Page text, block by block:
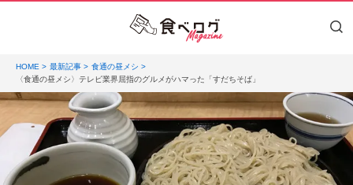
HOME 最新記事
食通の昼メシ
〈食通の昼メシ〉テレビ業界屈指のグルメがハマった「すだちそば」